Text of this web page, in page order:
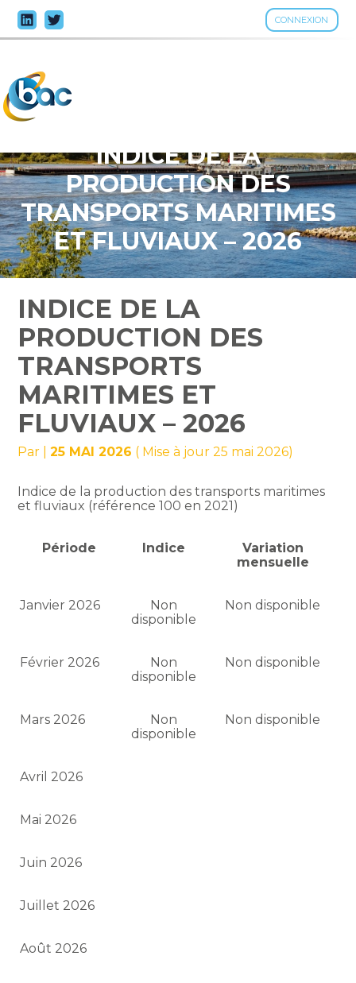
CONNEXION
Aller
au
INDICE DE LA
PRODUCTION DES
TRANSPORTS MARITIMES
ET FLUVIAUX – 2026
INDICE DE LA
PRODUCTION DES
TRANSPORTS
MARITIMES ET
FLUVIAUX – 2026
Par |25 MAI 2026 ( Mise à jour 25 mai 2026)
Indice de la production des transports maritimes
et fluviaux (référence 100 en 2021)
Période Indice
Variation
mensuelle
Janvier 2026
Non
disponible
Non disponible
Février 2026
Non
disponible
Non disponible
Mars 2026
Non
disponible
Non disponible
Avril 2026
Mai 2026
Juin 2026
Juillet 2026
Août 2026